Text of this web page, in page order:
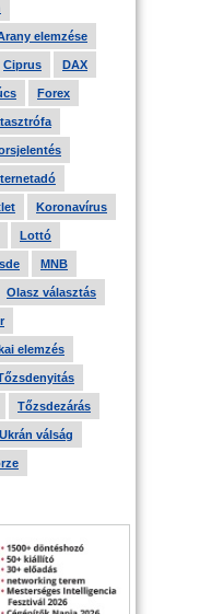
elemzése
Ciprus DAX
Forex
Koronavírus
Lottó
MNB
Olasz választás
elemzés
Tőzsdezárás
Ukrán válság